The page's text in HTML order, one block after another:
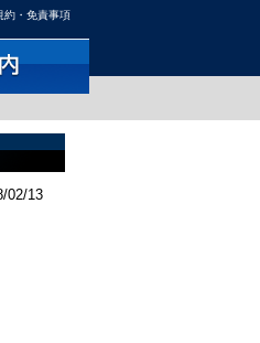
約・免責事項
02/13